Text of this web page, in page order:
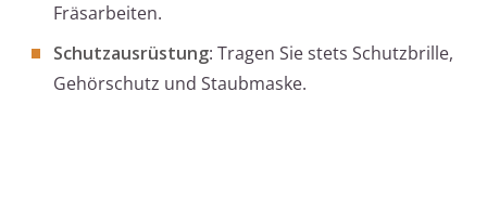
Fräsarbeiten.
Schutzausrüstung: Tragen Sie stets Schutzbrille,
Gehörschutz und Staubmaske.